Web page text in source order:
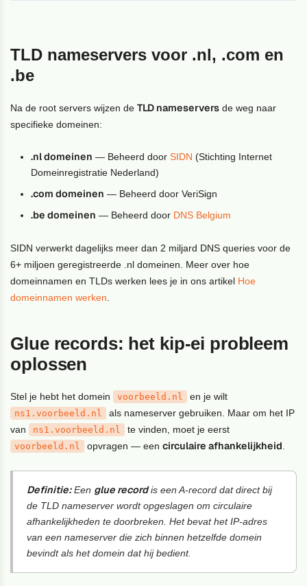
TLD nameservers voor .nl, .com en
.be
Na de root servers wijzen deTLD nameservers de weg naar
specifieke domeinen:
.nl domeinen — Beheerd doorSIDN (Stichting Internet
Domeinregistratie Nederland)
.com domeinen — Beheerd door VeriSign
.be domeinen — Beheerd door DNS Belgium
SIDN verwerkt dagelijks meer dan 2 miljard DNS queries voor de
6+ miljoen geregistreerde .nl domeinen. Meer over hoe
domeinnamen en TLDs werken lees je in ons artikel Hoe
domeinnamen werken
Glue records: het kip-ei probleem
oplossen
Stel je hebt het domein voorbeeld.nl en je wilt
ns1.voorbeeld.nl
als nameserver gebruiken. Maar om het IP
van
ns1.voorbeeld.nl te vinden, moet je eerst
voorbeeld.nl opvragen — eencirculaire afhankelijkheid
Definitie:Een glue recordis een A-record dat direct bij
de TLD nameserver wordt opgeslagen om circulaire
afhankelijkheden te doorbreken. Het bevat het IP-adres
van een nameserver die zich binnen hetzelfde domein
bevindt als het domein dat hij bedient.